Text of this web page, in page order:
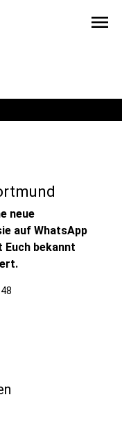
menu
neue
auf WhatsApp
Euch bekannt